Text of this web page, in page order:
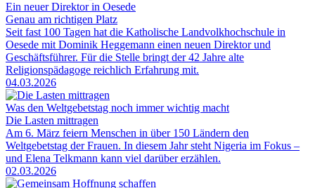
Ein neuer Direktor in Oesede
Genau am richtigen Platz
Seit fast 100 Tagen hat die Katholische Landvolkhochschule in
Oesede mit Dominik Heggemann einen neuen Direktor und
Geschäftsführer. Für die Stelle bringt der 42 Jahre alte
Religionspädagoge reichlich Erfahrung mit.
04.03.2026
Was den Weltgebetstag noch immer wichtig macht
Die Lasten mittragen
Am 6. März feiern Menschen in über 150 Ländern den
Weltgebetstag der Frauen. In diesem Jahr steht Nigeria im Fokus –
und Elena Telkmann kann viel darüber erzählen.
02.03.2026